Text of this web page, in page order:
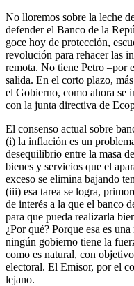
No lloremos sobre la leche
defender el Banco de la
goce hoy de protección,
revolución para rehacer las
remota. No tiene Petro –por
salida. En el corto plazo,
el Gobierno, como ahora se
con la junta directiva de
El consenso actual sobre
(i) la inflación es un
desequilibrio entre la masa
bienes y servicios que el
exceso se elimina bajando
(iii) esa tarea se logra,
de interés a la que el banco
para que pueda realizarla
¿Por qué? Porque esa es
ningún gobierno tiene la
como es natural, con
electoral. El Emisor, por el
lejano.